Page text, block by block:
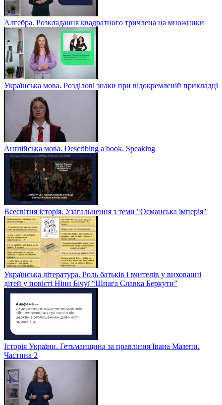
Алгебра. Розкладання квадратного тричлена на множники
Українська мова. Розділові знаки при відокремленій прикладці
Англійська мова. Describing a book. Speaking
Всесвітня історія. Узагальнення з теми "Османська імперія"
Українська література. Роль батьків і вчителів у вихованні
дітей у повісті Ніни Бічуї “Шпага Славка Беркути”
Історія України. Гетьманщина за правління Івана Мазепи.
Частина 2